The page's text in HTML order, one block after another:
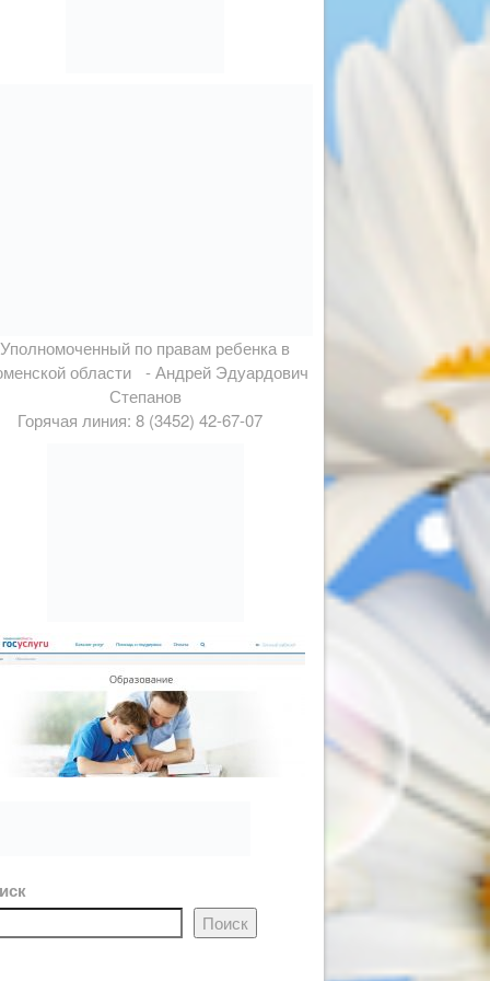
Уполномоченный по правам ребенка в
области - Андрей Эдуардович
Степанов
Горячая линия: 8 (3452) 42-67-07
Поиск